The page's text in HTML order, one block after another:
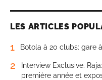
LES ARTICLES
1 Botola à 20 clubs: gare
2
Interview Exclusive.
première année et